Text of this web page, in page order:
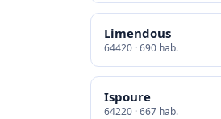
Limendous
64420 · 690 hab.
Ispoure
64220 · 667 hab.